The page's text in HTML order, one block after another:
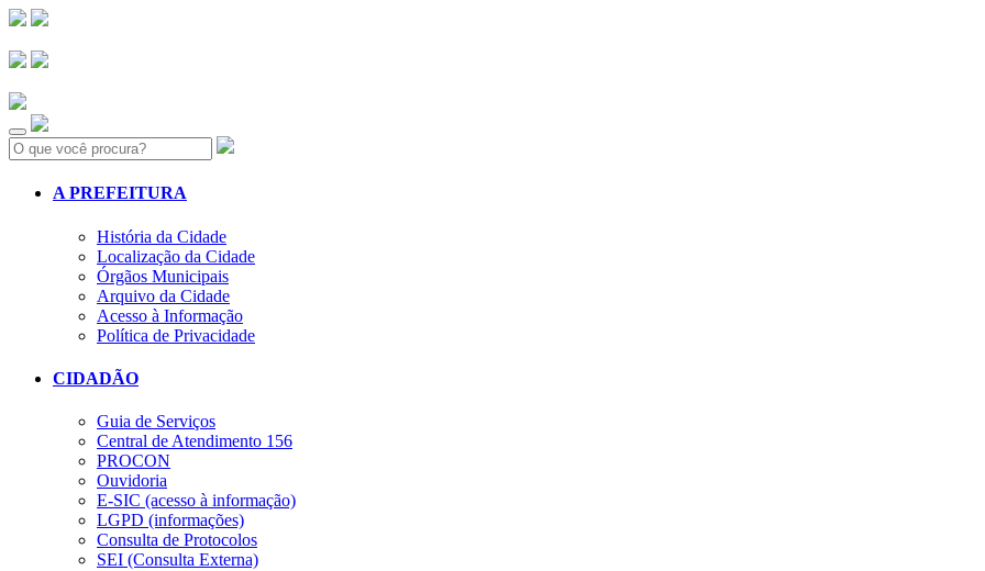
Search:
A PREFEITURA
História da Cidade
Localização da Cidade
Órgãos Municipais
Arquivo da Cidade
Acesso à Informação
Política de Privacidade
CIDADÃO
Guia de Serviços
Central de Atendimento 156
PROCON
Ouvidoria
E-SIC (acesso à informação)
LGPD (informações)
Consulta de Protocolos
SEI (Consulta Externa)